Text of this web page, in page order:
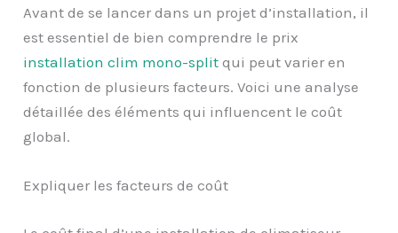
Avant de se lancer dans un projet d’installation, il
est essentiel de bien comprendre le prix
installation clim mono-split qui peut varier en
fonction de plusieurs facteurs. Voici une analyse
détaillée des éléments qui influencent le coût
global.
Expliquer les facteurs de coût